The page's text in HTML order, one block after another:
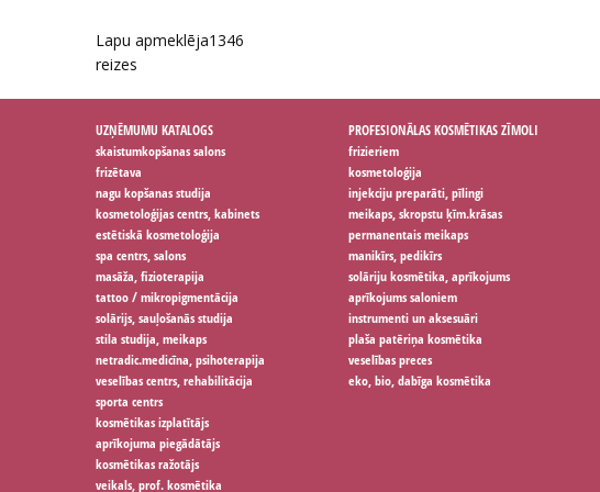
Lapu apmeklēja1346
reizes
UZŅĒMUMU KATALOGS
skaistumkopšanas salons
frizētava
nagu kopšanas studija
kosmetoloģijas centrs, kabinets
estētiskā kosmetoloģija
spa centrs, salons
masāža, fizioterapija
tattoo / mikropigmentācija
solārijs, sauļošanās studija
stila studija, meikaps
netradic.medicīna, psihoterapija
veselības centrs, rehabilitācija
sporta centrs
kosmētikas izplatītājs
aprīkojuma piegādātājs
kosmētikas ražotājs
veikals, prof. kosmētika
PROFESIONĀLAS KOSMĒTIKAS ZĪMOLI
frizieriem
kosmetoloģija
injekciju preparāti, pīlingi
meikaps, skropstu ķīm.krāsas
permanentais meikaps
manikīrs, pedikīrs
solāriju kosmētika, aprīkojums
aprīkojums saloniem
instrumenti un aksesuāri
plaša patēriņa kosmētika
veselības preces
eko, bio, dabīga kosmētika